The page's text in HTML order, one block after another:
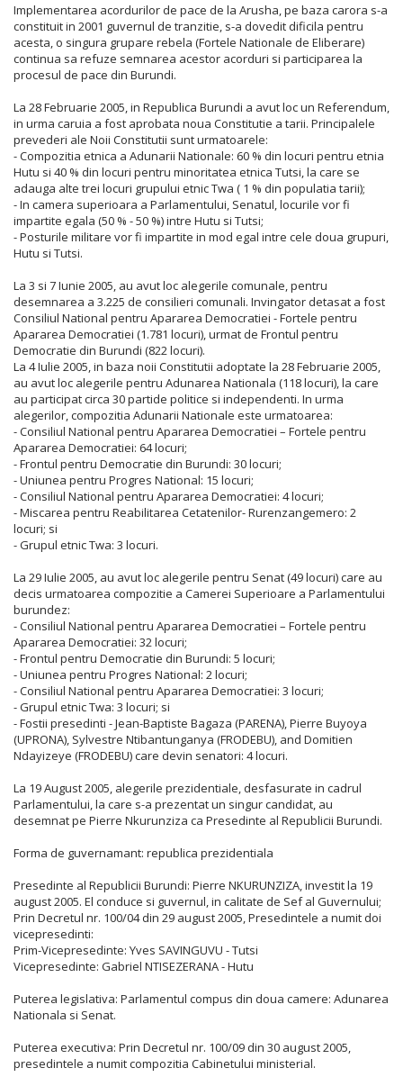
Implementarea acordurilor de pace de la Arusha, pe baza carora s-a
constituit in 2001 guvernul de tranzitie, s-a dovedit dificila pentru
acesta, o singura grupare rebela (Fortele Nationale de Eliberare)
continua sa refuze semnarea acestor acorduri si participarea la
procesul de pace din Burundi.
La 28 Februarie 2005, in Republica Burundi a avut loc un Referendum,
in urma caruia a fost aprobata noua Constitutie a tarii. Principalele
prevederi ale Noii Constitutii sunt urmatoarele:
- Compozitia etnica a Adunarii Nationale: 60 % din locuri pentru etnia
Hutu si 40 % din locuri pentru minoritatea etnica Tutsi, la care se
adauga alte trei locuri grupului etnic Twa ( 1 % din populatia tarii);
- In camera superioara a Parlamentului, Senatul, locurile vor fi
impartite egala (50 % - 50 %) intre Hutu si Tutsi;
- Posturile militare vor fi impartite in mod egal intre cele doua grupuri,
Hutu si Tutsi.
La 3 si 7 Iunie 2005, au avut loc alegerile comunale, pentru
desemnarea a 3.225 de consilieri comunali. Invingator detasat a fost
Consiliul National pentru Apararea Democratiei - Fortele pentru
Apararea Democratiei (1.781 locuri), urmat de Frontul pentru
Democratie din Burundi (822 locuri).
La 4 Iulie 2005, in baza noii Constitutii adoptate la 28 Februarie 2005,
au avut loc alegerile pentru Adunarea Nationala (118 locuri), la care
au participat circa 30 partide politice si independenti. In urma
alegerilor, compozitia Adunarii Nationale este urmatoarea:
- Consiliul National pentru Apararea Democratiei – Fortele pentru
Apararea Democratiei: 64 locuri;
- Frontul pentru Democratie din Burundi: 30 locuri;
- Uniunea pentru Progres National: 15 locuri;
- Consiliul National pentru Apararea Democratiei: 4 locuri;
- Miscarea pentru Reabilitarea Cetatenilor- Rurenzangemero: 2
locuri; si
- Grupul etnic Twa: 3 locuri.
La 29 Iulie 2005, au avut loc alegerile pentru Senat (49 locuri) care au
decis urmatoarea compozitie a Camerei Superioare a Parlamentului
burundez:
- Consiliul National pentru Apararea Democratiei – Fortele pentru
Apararea Democratiei: 32 locuri;
- Frontul pentru Democratie din Burundi: 5 locuri;
- Uniunea pentru Progres National: 2 locuri;
- Consiliul National pentru Apararea Democratiei: 3 locuri;
- Grupul etnic Twa: 3 locuri; si
- Fostii presedinti - Jean-Baptiste Bagaza (PARENA), Pierre Buyoya
(UPRONA), Sylvestre Ntibantunganya (FRODEBU), and Domitien
Ndayizeye (FRODEBU) care devin senatori: 4 locuri.
La 19 August 2005, alegerile prezidentiale, desfasurate in cadrul
Parlamentului, la care s-a prezentat un singur candidat, au
desemnat pe Pierre Nkurunziza ca Presedinte al Republicii Burundi.
Forma de guvernamant: republica prezidentiala
Presedinte al Republicii Burundi: Pierre NKURUNZIZA, investit la 19
august 2005. El conduce si guvernul, in calitate de Sef al Guvernului;
Prin Decretul nr. 100/04 din 29 august 2005, Presedintele a numit doi
vicepresedinti:
Prim-Vicepresedinte: Yves SAVINGUVU - Tutsi
Vicepresedinte: Gabriel NTISEZERANA - Hutu
Puterea legislativa: Parlamentul compus din doua camere: Adunarea
Nationala si Senat.
Puterea executiva: Prin Decretul nr. 100/09 din 30 august 2005,
presedintele a numit compozitia Cabinetului ministerial.